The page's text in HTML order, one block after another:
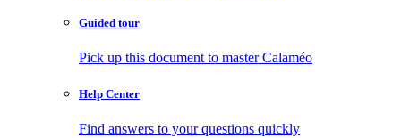
Guided tour
Pick up this document to master Calaméo
Help Center
Find answers to your questions quickly